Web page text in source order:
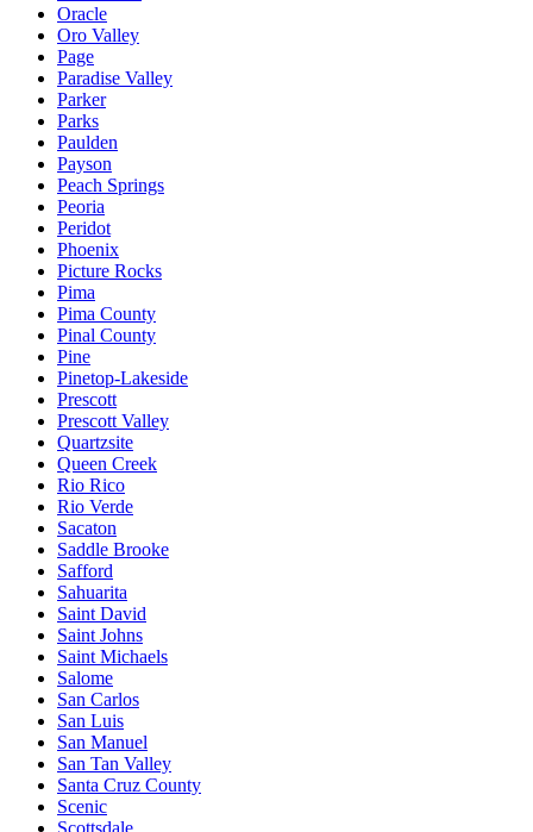
Oracle
Oro Valley
Page
Paradise Valley
Parker
Parks
Paulden
Payson
Peach Springs
Peoria
Peridot
Phoenix
Picture Rocks
Pima
Pima County
Pinal County
Pine
Pinetop-Lakeside
Prescott
Prescott Valley
Quartzsite
Queen Creek
Rio Rico
Rio Verde
Sacaton
Saddle Brooke
Safford
Sahuarita
Saint David
Saint Johns
Saint Michaels
Salome
San Carlos
San Luis
San Manuel
San Tan Valley
Santa Cruz County
Scenic
Scottsdale